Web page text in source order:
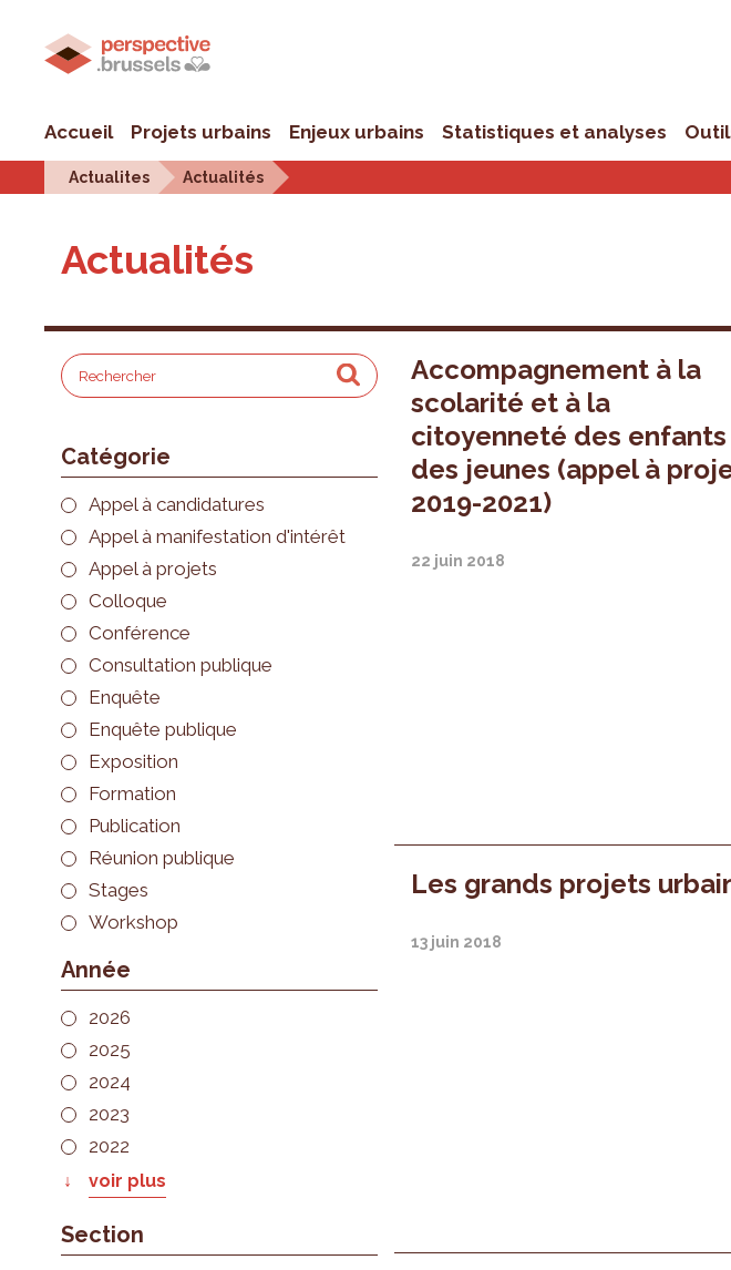
Accueil Projets urbains Enjeux urbains Statistiques et analyses
Actualites Actualités
Actualités
Catégorie
Appel à candidatures
Appel à manifestation d'intérêt
Appel à projets
Colloque
Conférence
Consultation publique
Enquête
Enquête publique
Exposition
Formation
Publication
Réunion publique
Stages
Workshop
Année
2026
2025
2024
2023
2022
voir plus
Section
Accompagnement à la
scolarité et à la
citoyenneté des
des jeunes (appel à
2019-2021)
22 juin 2018
Les grands projets
13 juin 2018